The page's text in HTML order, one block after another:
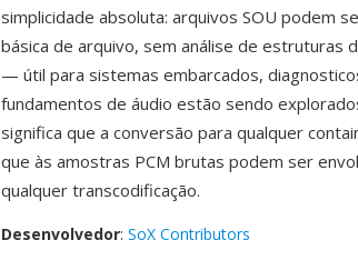
simplicidade absoluta: arquivos SOU podem
básica de arquivo, sem análise de estruturas
— útil para sistemas embarcados,
fundamentos de áudio estão sendo
significa que a conversão para qualquer
que às amostras PCM brutas podem ser
qualquer transcodificação.
Desenvolvedor: SoX Contributors